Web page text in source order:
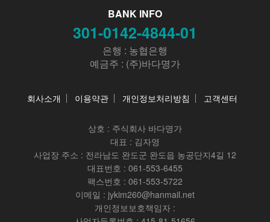
BANK INFO
301-0142-4844-01
은행 : 농협은행
예금주 : (주)바다명가
회사소개 이용약관 개인정보처리방침 고객센터
상호 : 주식회사 바다명가
대표 : 김자영
사업장 주소 : 전라남도 완도군 완도읍 농공단지4길 12
대표번호 : 061-553-6455
팩스번호 : 061-553-5722
이메일 : jykim260@hanmail.net
개인정보보호책임자 :